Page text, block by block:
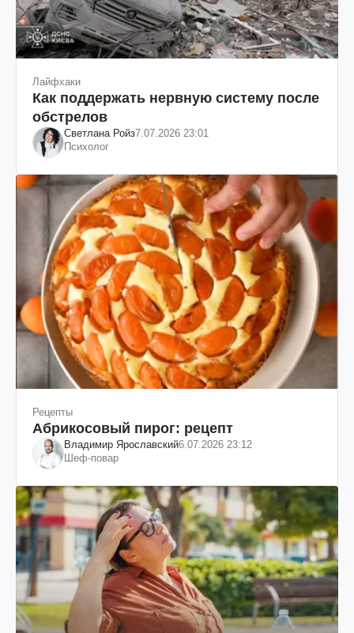
Лайфхаки
Как поддержать нервную систему после
обстрелов
Светлана Ройз7.07.2026 23:01
Психолог
Рецепты
Абрикосовый пирог: рецепт
Владимир Ярославский6.07.2026 23:12
Шеф-повар